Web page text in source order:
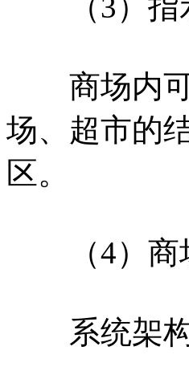
商场内可
场、超市的
区。
（4）商
系统架构